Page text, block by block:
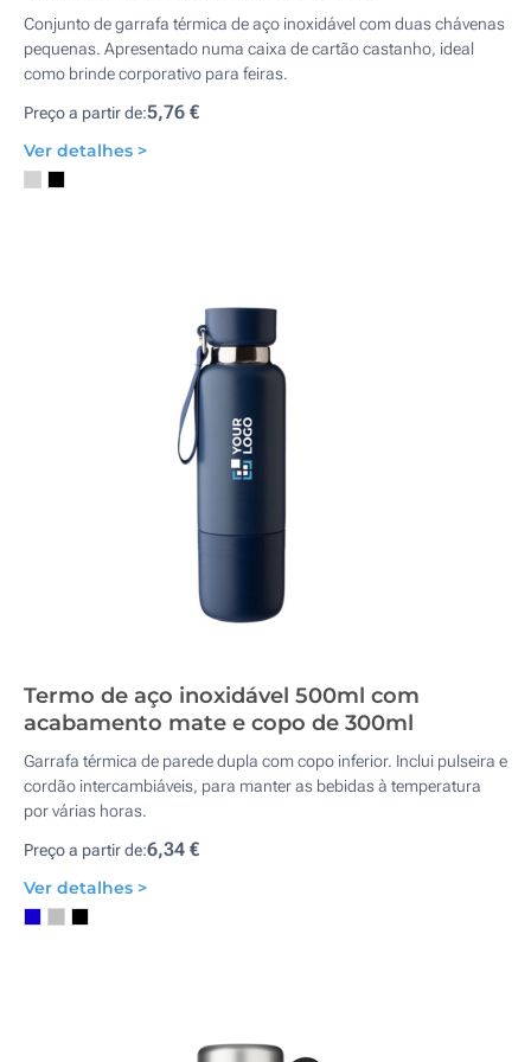
Conjunto de garrafa térmica de aço inoxidável com duas chávenas
pequenas. Apresentado numa caixa de cartão castanho, ideal
como brinde corporativo para feiras.
Preço a partir de:5,76 €
Ver detalhes >
Termo de aço inoxidável 500ml com
acabamento mate e copo de 300ml
Garrafa térmica de parede dupla com copo inferior. Inclui pulseira e
cordão intercambiáveis, para manter as bebidas à temperatura
por várias horas.
Preço a partir de:6,34 €
Ver detalhes >